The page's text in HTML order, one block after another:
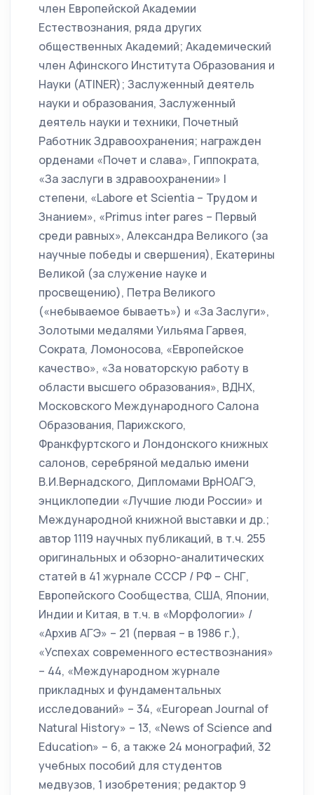
член Европейской Академии
Естествознания, ряда других
общественных Академий; Академический
член Афинского Института Образования и
Науки (ATINER); Заслуженный деятель
науки и образования, Заслуженный
деятель науки и техники, Почетный
Работник Здравоохранения; награжден
орденами «Почет и слава», Гиппократа,
«За заслуги в здравоохранении» I
степени, «Labore et Scientia – Трудом и
Знанием», «Primus inter pares – Первый
среди равных», Александра Великого (за
научные победы и свершения), Екатерины
Великой (за служение науке и
просвещению), Петра Великого
(«небываемое бываетъ») и «За Заслуги»,
Золотыми медалями Уильяма Гарвея,
Сократа, Ломоносова, «Европейское
качество», «За новаторскую работу в
области высшего образования», ВДНХ,
Московского Международного Салона
Образования, Парижского,
Франкфуртского и Лондонского книжных
салонов, серебряной медалью имени
В.И.Вернадского, Дипломами ВрНОАГЭ,
энциклопедии «Лучшие люди России» и
Международной книжной выставки и др.;
автор 1119 научных публикаций, в т.ч. 255
оригинальных и обзорно-аналитических
статей в 41 журнале СССР / РФ – СНГ,
Европейского Сообщества, США, Японии,
Индии и Китая, в т.ч. в «Морфологии» /
«Архив АГЭ» – 21 (первая – в 1986 г.),
«Успехах современного естествознания»
– 44, «Международном журнале
прикладных и фундаментальных
исследований» – 34, «Europеan Journal of
Natural History» – 13, «News of Science and
Education» – 6, а также 24 монографий, 32
учебных пособий для студентов
медвузов, 1 изобретения; редактор 9